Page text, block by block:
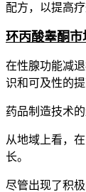
配方，以提高
环丙酸睾酮市
在性腺功能减
识和可及性的
药品制造技术
从地域上看，
长。
尽管出现了积